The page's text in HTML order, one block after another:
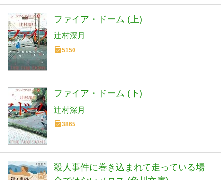
ファイア・ドーム (上)
辻村深月
5150
ファイア・ドーム (下)
辻村深月
3865
殺人事件に巻き込まれて走っている場